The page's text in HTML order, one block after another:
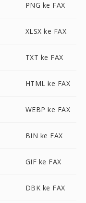
PNG ke FAX
XLSX ke FAX
TXT ke FAX
HTML ke FAX
WEBP ke FAX
BIN ke FAX
GIF ke FAX
DBK ke FAX